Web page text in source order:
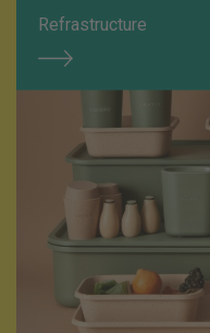
Refrastructure